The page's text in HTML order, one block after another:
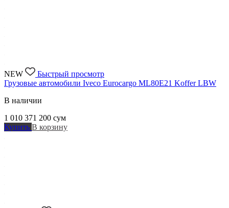
NEW
Быстрый просмотр
Грузовые автомобили Iveco Eurocargo ML80E21 Koffer LBW
В наличии
1 010 371 200 сум
Купить В корзину